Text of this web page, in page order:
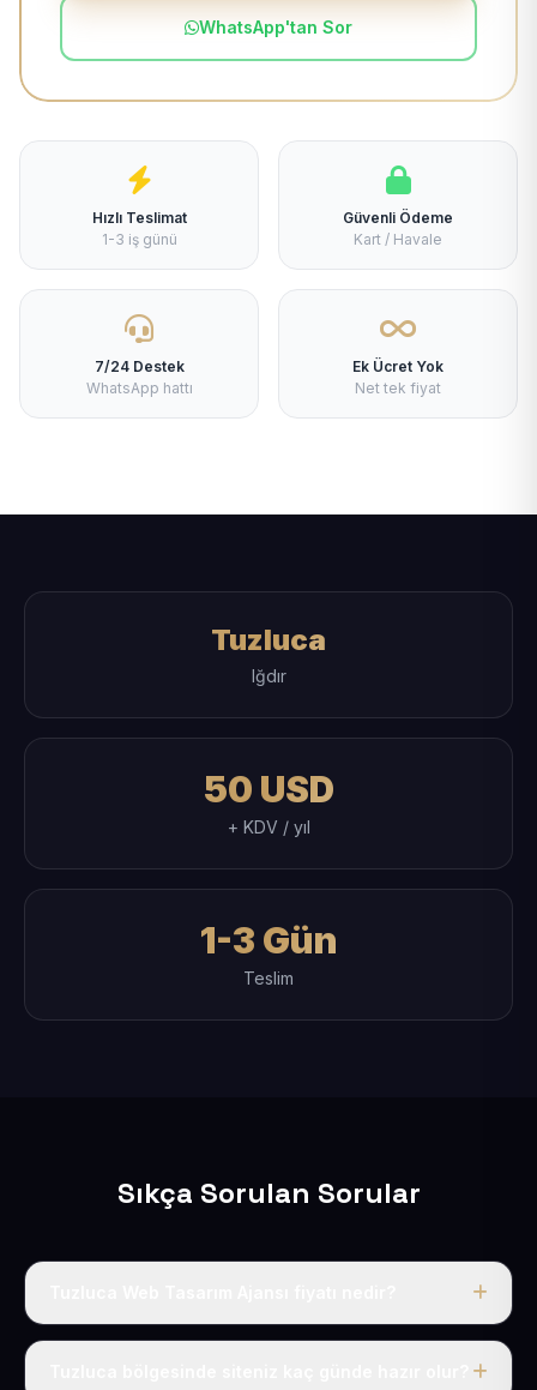
WhatsApp'tan Sor
Hızlı Teslimat
1-3 iş günü
Güvenli Ödeme
Kart / Havale
7/24 Destek
WhatsApp hattı
Ek Ücret Yok
Net tek fiyat
Tuzluca
Iğdır
50 USD
+ KDV / yıl
1-3 Gün
Teslim
Sıkça Sorulan Sorular
Tek fiyat uygulanır: yıllık 50 USD + KDV. Bu bedele alan